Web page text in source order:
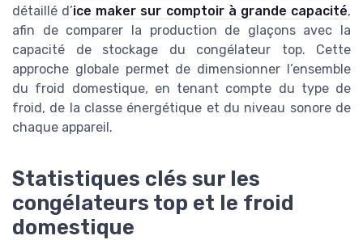
détaillé d’ice maker sur comptoir à grande capacité,
afin de comparer la production de glaçons avec la
capacité de stockage du congélateur top. Cette
approche globale permet de dimensionner l’ensemble
du froid domestique, en tenant compte du type de
froid, de la classe énergétique et du niveau sonore de
chaque appareil.
Statistiques clés sur les
congélateurs top et le froid
domestique